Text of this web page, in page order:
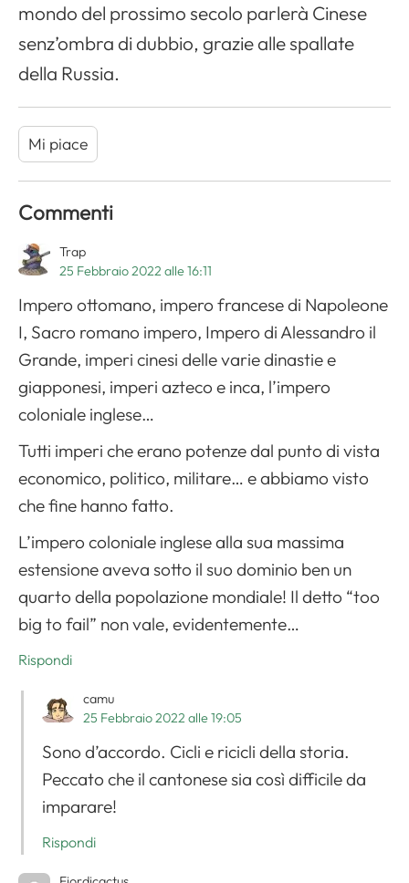
mondo del prossimo secolo parlerà Cinese
senz’ombra di dubbio, grazie alle spallate
della Russia.
Mi piace
Commenti
Trap
25 Febbraio 2022 alle 16:11
Impero ottomano, impero francese di Napoleone
I, Sacro romano impero, Impero di Alessandro il
Grande, imperi cinesi delle varie dinastie e
giapponesi, imperi azteco e inca, l’impero
coloniale inglese…
Tutti imperi che erano potenze dal punto di vista
economico, politico, militare… e abbiamo visto
che fine hanno fatto.
L’impero coloniale inglese alla sua massima
estensione aveva sotto il suo dominio ben un
quarto della popolazione mondiale! Il detto “too
big to fail” non vale, evidentemente…
Rispondi
camu
25 Febbraio 2022 alle 19:05
Sono d’accordo. Cicli e ricicli della storia.
Peccato che il cantonese sia così difficile da
imparare!
Rispondi